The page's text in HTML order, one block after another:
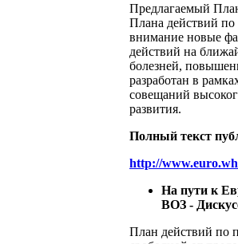
Предлагаемый
Плана действий
внимание новые
действий на
болезней,
разработан в
совещаний
развития.
Полный текст
http://
На пути к
ВОЗ -
План действий по